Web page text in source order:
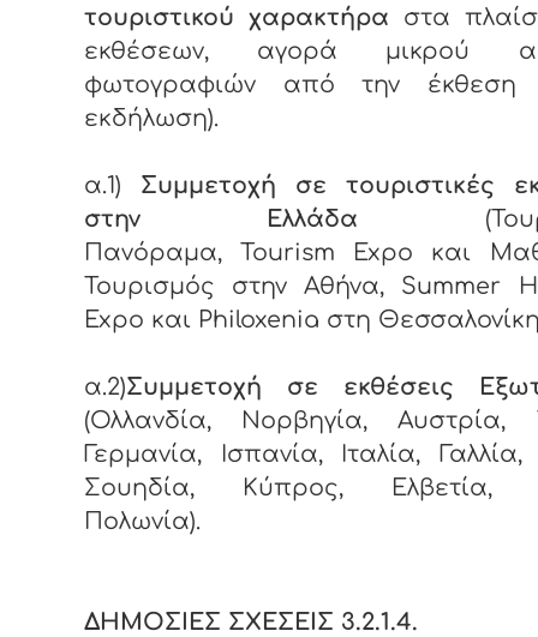
τουριστικού χαρακτήρα στα
εκθέσεων, αγορά μικρού
φωτογραφιών από την
εκδήλωση).
α.1) Συμμετοχή σε τουριστικές
στην Ελλάδα
Πανόραμα, Tourism Expo και
Τουρισμός στην Αθήνα, Summer
Expo και Philoxenia στη
α.2)Συμμετοχή σε εκθέσεις
(Ολλανδία, Νορβηγία, Αυστρία,
Γερμανία, Ισπανία, Ιταλία,
Σουηδία, Κύπρος, Ελβετία,
Πολωνία).
ΔΗΜΟΣΙΕΣ ΣΧΕΣΕΙΣ 3.2.1.4.